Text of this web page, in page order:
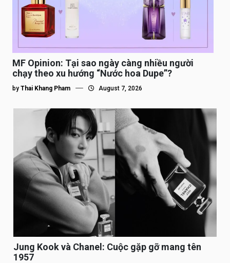
MF Opinion: Tại sao ngày càng nhiều người
chạy theo xu hướng “Nước hoa Dupe”?
by Thai Khang Pham August 7, 2026
Jung Kook và Chanel: Cuộc gặp gỡ mang tên
1957